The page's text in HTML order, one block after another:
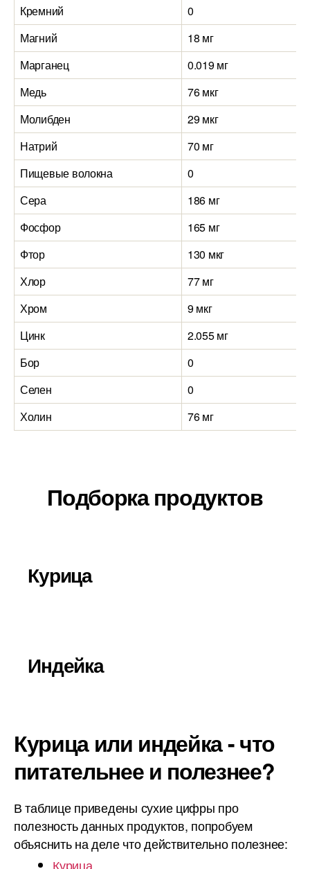
Кремний
0
Магний
18 мг
Марганец
0.019 мг
Медь
76 мкг
Молибден
29 мкг
Натрий
70 мг
Пищевые волокна
0
Сера
186 мг
Фосфор
165 мг
Фтор
130 мкг
Хлор
77 мг
Хром
9 мкг
Цинк
2.055 мг
Бор
0
Селен
0
Холин
76 мг
Подборка продуктов
Курица
Индейка
Курица или индейка - что
питательнее и полезнее?
В таблице приведены сухие цифры про
полезность данных продуктов, попробуем
объяснить на деле что действительно полезнее:
Курица